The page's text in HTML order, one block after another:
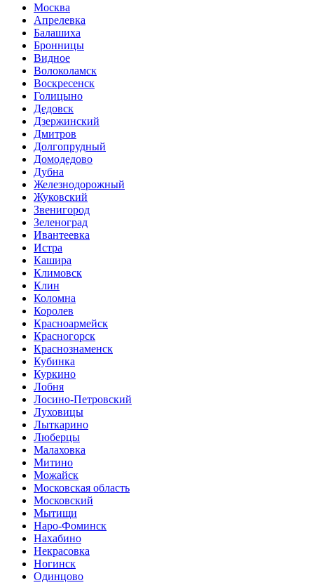
Москва
Апрелевка
Балашиха
Бронницы
Видное
Волоколамск
Воскресенск
Голицыно
Дедовск
Дзержинский
Дмитров
Долгопрудный
Домодедово
Дубна
Железнодорожный
Жуковский
Звенигород
Зеленоград
Ивантеевка
Истра
Кашира
Климовск
Клин
Коломна
Королев
Красноармейск
Красногорск
Краснознаменск
Кубинка
Куркино
Лобня
Лосино-Петровский
Луховицы
Лыткарино
Люберцы
Малаховка
Митино
Можайск
Московская область
Московский
Мытищи
Наро-Фоминск
Нахабино
Некрасовка
Ногинск
Одинцово